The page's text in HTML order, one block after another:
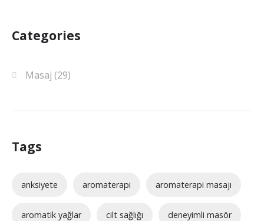
Categories
Masaj (29)
Tags
anksiyete aromaterapi aromaterapi masajı
aromatik yağlar cilt sağlığı deneyimli masör